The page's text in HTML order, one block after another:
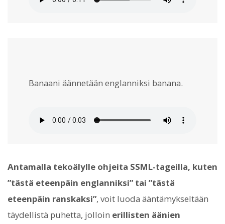
Banaani äännetään englanniksi banana.
Antamalla tekoälylle ohjeita SSML-tageilla, kuten
”tästä eteenpäin englanniksi” tai ”tästä
eteenpäin ranskaksi”, voit luoda ääntämykseltään
täydellistä puhetta, jolloin erillisten äänien